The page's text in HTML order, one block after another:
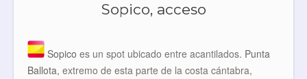
Sopico, acceso
Sopico es un spot ubicado entre acantilados. Punta
Ballota, extremo de esta parte de la costa cántabra,